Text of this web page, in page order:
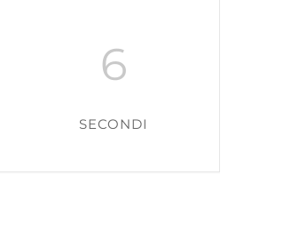
5
SECONDI